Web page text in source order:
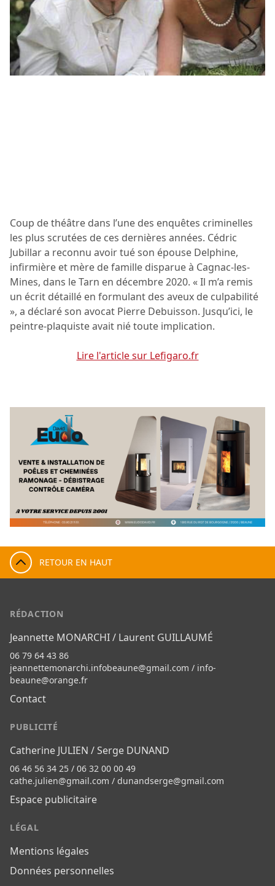
Coup de théâtre dans l’une des enquêtes criminelles
les plus scrutées de ces dernières années. Cédric
Jubillar a reconnu avoir tué son épouse Delphine,
infirmière et mère de famille disparue à Cagnac-les-
Mines, dans le Tarn en décembre 2020. « Il m’a remis
un écrit détaillé en formulant des aveux de culpabilité
», a déclaré son avocat Pierre Debuisson. Jusqu’ici, le
peintre-plaquiste avait nié toute implication.
Lire l'article sur Lefigaro.fr
RETOUR EN HAUT
RÉDACTION
Jeannette MONARCHI / Laurent GUILLAUMÉ
06 79 64 43 86
jeannettemonarchi.infobeaune@gmail.com / info-
beaune@orange.fr
Contact
PUBLICITÉ
Catherine JULIEN / Serge DUNAND
06 46 56 34 25 / 06 32 00 00 49
cathe.julien@gmail.com / dunandserge@gmail.com
Espace publicitaire
LÉGAL
Mentions légales
Données personnelles